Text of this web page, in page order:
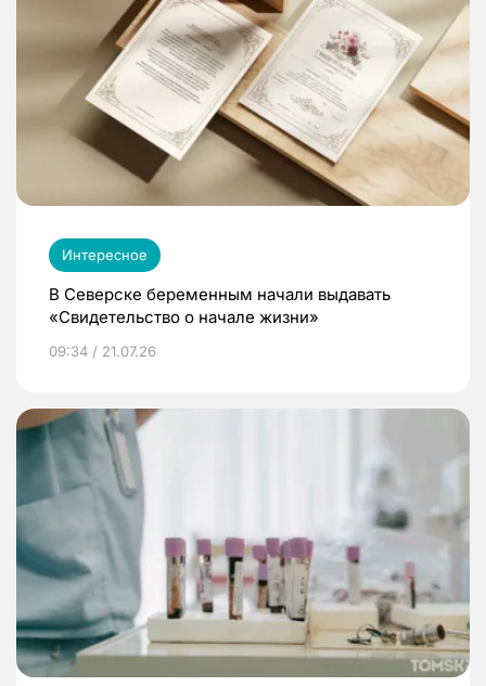
Интересное
В Северске беременным начали выдавать
«Свидетельство о начале жизни»
09:34 / 21.07.26